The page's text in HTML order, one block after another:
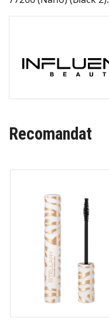
Recomandat